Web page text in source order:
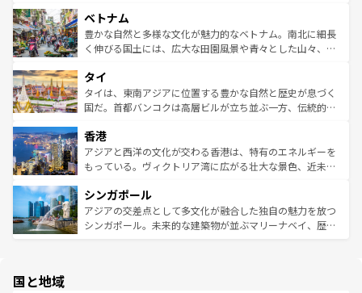
参照してほしい。
容にもいいと評判のスイーツなど、バラエティ豊かな料理
が味わえる。 なお、新着の台湾情報は コンテンツ一覧を参
照してほしい。
き、地方に足を延ばせば四季折々の自然美を楽しむことが
できる。そして、キムチや焼肉、絶品のストリートフード
まで、さまざまな韓国料理が待っている。夜には、韓国な
リティに包まれながら、韓国の多彩な魅力を心ゆくまで味
わってみてほしい。 なお、新着の韓国情報はコンテンツ一
覧を参照してほしい。
ベトナム
豊かな自然と多様な文化が魅力的なベトナム。南北に細長
く伸びる国土には、広大な田園風景や青々とした山々、世
急速な発展と共に伝統が息づく。ハノイの古い町並みやホ
ーチミン市のフランス統治時代の建物も、独特の雰囲気を
醸し出している。また、バラエティの豊かさとおいしさで
とつ。フォーやバインミー、ベトナムコーヒーなどは、ぜ
ひ現地で味わいたい。どの地域を訪れてもあたたかい人々
が旅行者を迎えてくれるので、きっと忘れられない旅にな
参照してほしい。
タイ
タイは、東南アジアに位置する豊かな自然と歴史が息づく
国だ。首都バンコクは高層ビルが立ち並ぶ一方、伝統的な
の活気が交差している。北部ではチェンマイなどの山岳地
帯で自然と触れ合い、南部ではプーケットやクラビの美し
いビーチでリゾート気分を楽しむことができる。タイ料理
激する。気候は一年中温暖で、どの季節にも異なる楽しみ
が待っている。親しみやすいタイの人々、仏教を中心とし
た文化、そして多様な観光資源が、訪れる旅人を魅了し続
香港
アジアと西洋の文化が交わる香港は、特有のエネルギーを
もっている。ヴィクトリア湾に広がる壮大な景色、近未来
み、どこを訪れても感動するはず。観光スポットが密集し
ており、効率よく見どころを回れるのも魅力。息をのむよ
うな絶景から文化的な体験まで、香港を存分に楽しみ尽く
シンガポール
アジアの交差点として多文化が融合した独自の魅力を放つ
シンガポール。未来的な建築物が並ぶマリーナベイ、歴史
国と地域